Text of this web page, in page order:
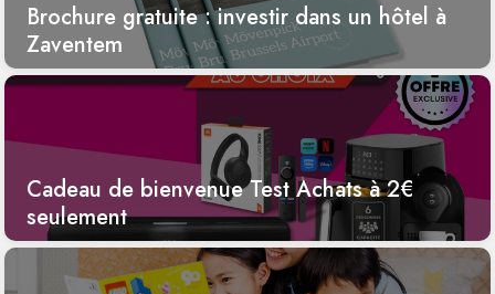
Brochure gratuite : investir dans un hôtel à
Zaventem
Cadeau de bienvenue Test Achats à 2€
seulement